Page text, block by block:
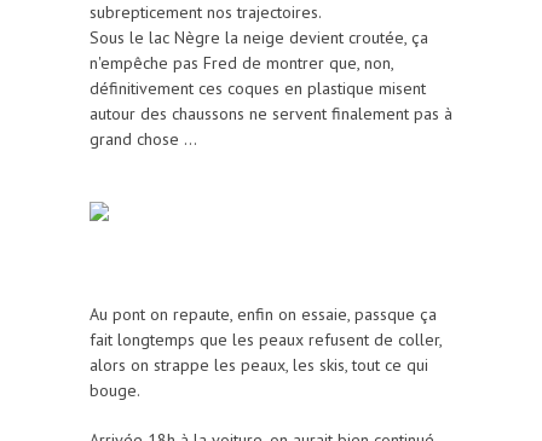
subrepticement nos trajectoires.
Sous le lac Nègre la neige devient croutée, ça
n'empêche pas Fred de montrer que, non,
définitivement ces coques en plastique misent
autour des chaussons ne servent finalement pas à
grand chose ...
Au pont on repaute, enfin on essaie, passque ça
fait longtemps que les peaux refusent de coller,
alors on strappe les peaux, les skis, tout ce qui
bouge.